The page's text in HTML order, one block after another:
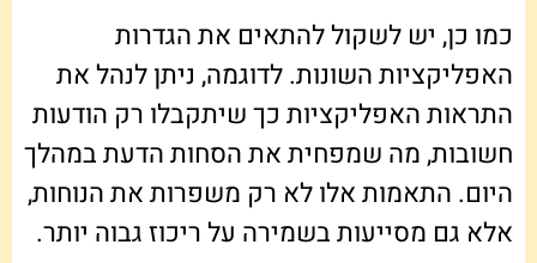
כמו כן, יש לשקול להתאים את הגדרות
האפליקציות השונות. לדוגמה, ניתן לנהל את
התראות האפליקציות כך שיתקבלו רק הודעות
חשובות, מה שמפחית את הסחות הדעת במהלך
היום. התאמות אלו לא רק משפרות את הנוחות,
אלא גם מסייעות בשמירה על ריכוז גבוה יותר.